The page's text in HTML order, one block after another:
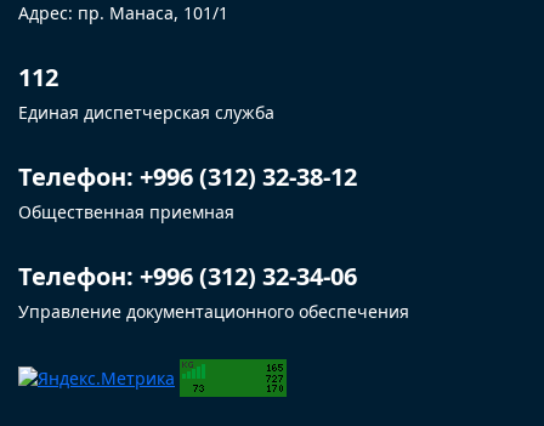
Адрес: пр. Манаса, 101/1
112
Единая диспетчерская служба
Телефон: +996 (312) 32-38-12
Общественная приемная
Телефон: +996 (312) 32-34-06
Управление документационного обеспечения